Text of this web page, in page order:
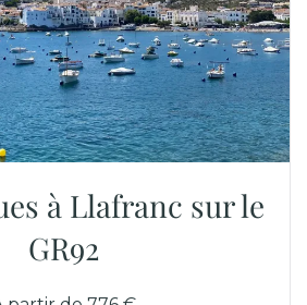
à Llafranc sur le
GR92